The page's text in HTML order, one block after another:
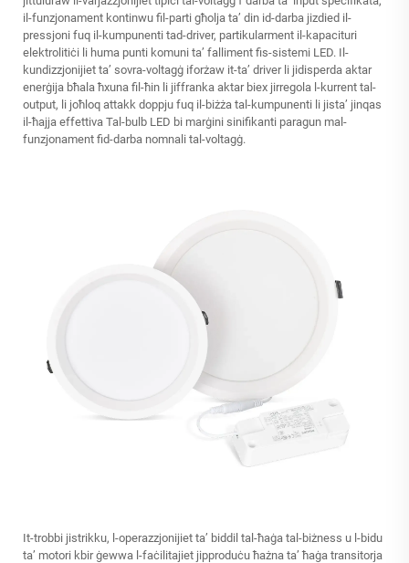
il-funzjonament kontinwu fil-parti għolja ta’ din id-darba jizdied il-
pressjoni fuq il-kumpunenti tad-driver, partikularment il-kapacituri
elektrolitiċi li huma punti komuni ta’ falliment fis-sistemi LED. Il-
kundizzjonijiet ta’ sovra-voltagġ iforżaw it-ta’ driver li jidisperda aktar
enerġija bħala ħxuna fil-ħin li jiffranka aktar biex jirregola l-kurrent tal-
output, li joħloq attakk doppju fuq il-biżża tal-kumpunenti li jista’ jinqas
il-ħajja effettiva Tal-bulb LED bi marġini sinifikanti paragun mal-
funzjonament fid-darba nomnali tal-voltagġ.
It-trobbi jistrikku, l-operazzjonijiet ta’ biddil tal-ħaġa tal-biżness u l-bidu
ta’ motori kbir ġewwa l-faċilitajiet jipproduċu ħażna ta’ ħaġa transitorja